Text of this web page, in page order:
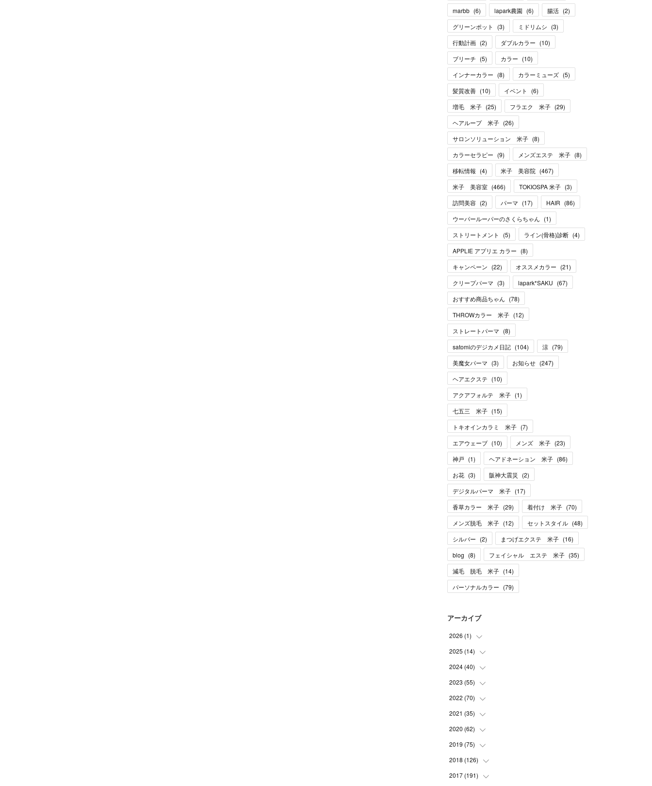
marbb (6) lapark農園 (6) 腸活 (2)
グリーンポット
(3) ミドリムシ (3)
行動計画 (2) ダブルカラー (10)
ブリーチ (5) カラー (10)
インナーカラー (8) カラーミューズ (5)
髪質改善 (10) イベント (6)
増毛 米子 (25) フラエク 米子 (29)
ヘアループ 米子 (26)
サロンソリューション 米子 (8)
カラーセラピー (9) メンズエステ 米子 (8)
移転情報 (4) 米子 美容院 (467)
米子 美容室 (466) TOKIOSPA 米子 (3)
訪問美容 (2) パーマ (17) HAIR (86)
ウーパールーパーのさくらちゃん (1)
ストリートメント
(5) ライン(骨格)診断 (4)
APPLIE アプリエ カラー (8)
キャンペーン (22) オススメカラー (21)
クリープパーマ (3) lapark*SAKU (67)
おすすめ商品ちゃん (78)
THROWカラー 米子 (12)
ストレートパーマ (8)
satomiのデジカメ日記 (104) 涼 (79)
美魔女パーマ (3) お知らせ (247)
ヘアエクステ (10)
アクアフォルテ 米子 (1)
七五三 米子 (15)
トキオインカラミ 米子 (7)
エアウェーブ (10) メンズ 米子 (23)
神戸 (1) ヘアドネーション 米子 (86)
お花 (3) 阪神大震災 (2)
デジタルパーマ 米子 (17)
香草カラー 米子 (29) 着付け 米子 (70)
メンズ脱毛 米子 (12) セットスタイル (48)
シルバー (2) まつげエクステ 米子 (16)
blog (8) フェイシャル エステ 米子 (35)
減毛 脱毛 米子 (14)
パーソナルカラー (79)
アーカイブ
2026 (1)
(1
2025 (14)
(10
)
(1
(1
(2
2024 (40)
(1
(1
(3
(2
(7
(4)
(3)
2023 (55)
(2
(4
(3
(3
(6)
(4)
2022 (70)
(7
(11
)
(8
(1)
(3)
2021 (35)
(5
(7
(5)
(3)
2020 (62)
(6
(9)
(7)
2019 (75)
(1)
(2)
2018 (126)
(6)
2017 (191)